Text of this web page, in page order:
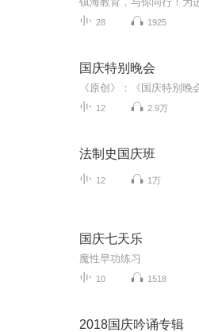
28 1925
国庆特别晚会
12 2.9万
法制史国庆班
12 1万
国庆七天乐
魔性早功练习
10 1518
2018国庆吟诵专辑